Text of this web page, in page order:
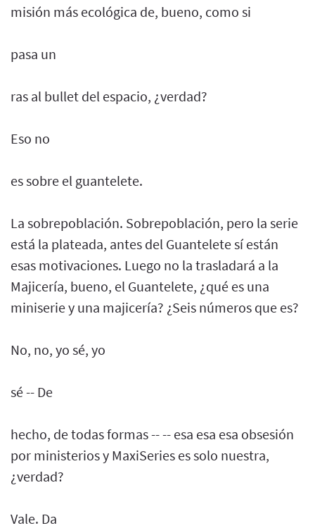
misión más ecológica de, bueno, como si
pasa un
ras al bullet del espacio, ¿verdad?
Eso no
es sobre el guantelete.
La sobrepoblación. Sobrepoblación, pero la serie
está la plateada, antes del Guantelete sí están
esas motivaciones. Luego no la trasladará a la
Majicería, bueno, el Guantelete, ¿qué es una
miniserie y una majicería? ¿Seis números que es?
No, no, yo sé, yo
sé -- De
hecho, de todas formas -- -- esa esa esa obsesión
por ministerios y MaxiSeries es solo nuestra,
¿verdad?
Vale. Da